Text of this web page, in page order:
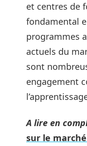
et centres de
fondamental
programmes
actuels du
sont
engagement
A lire en
sur le